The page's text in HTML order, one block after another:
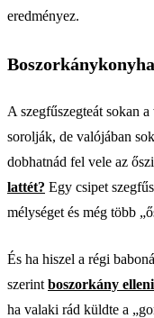
eredményez.
A szegfűszegteát sokan
sorolják, de valójában
dobhatnád fel vele az
lattét? Egy csipet
mélységet és még több
És ha hiszel a régi
szerint boszorkány
ha valaki rád küldte a